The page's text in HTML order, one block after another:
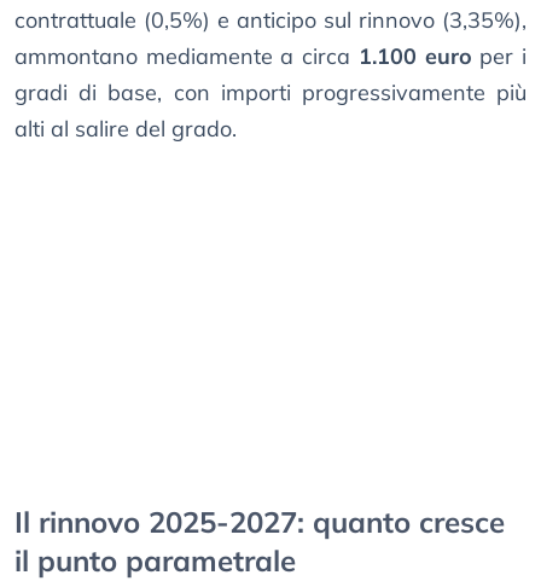
contrattuale (0,5%) e anticipo sul rinnovo (3,35%),
ammontano mediamente a circa 1.100 euro per i
gradi di base, con importi progressivamente più
alti al salire del grado.
Il rinnovo 2025-2027: quanto cresce
il punto parametrale